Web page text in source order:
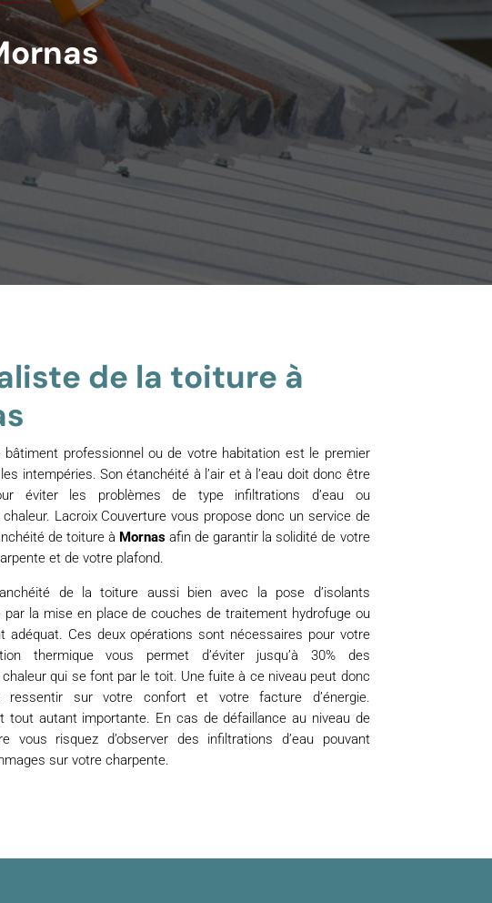
de la toiture à
bâtiment professionnel ou de votre habitation est le premier
intempéries. Son étanchéité à l’air et à l’eau doit donc être
éviter les problèmes de type infiltrations d’eau ou
Lacroix Couverture vous propose donc un service de
de toiture à Mornasafin de garantir la solidité de votre
et de votre plafond.
de la toiture aussi bien avec la pose d’isolants
par la mise en place de couches de traitement hydrofuge ou
adéquat. Ces deux opérations sont nécessaires pour votre
thermique vous permet d’éviter jusqu’à 30% des
qui se font par le toit. Une fuite à ce niveau peut donc
ressentir sur votre confort et votre facture d’énergie.
tout autant importante. En cas de défaillance au niveau de
vous risquez d’observer des infiltrations d’eau pouvant
sur votre charpente.